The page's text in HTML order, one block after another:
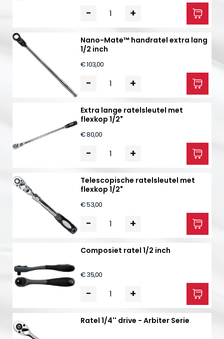
- +
Nano-Mate™ handratel extra lang
1/2 inch
€ 103,00
- +
Extra lange ratelsleutel met
flexkop 1/2"
€ 80,00
- +
Telescopische ratelsleutel met
flexkop 1/2"
€ 53,00
- +
Composiet ratel 1/2 inch
€ 35,00
- +
Ratel 1/4'' drive - Arbiter Serie